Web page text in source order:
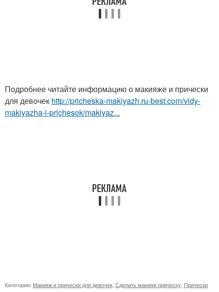
Подробнее читайте информацию о макияже и прически
для девочек http://pricheska-makiyazh.ru-best.com/vidy-
makiyazha-i-prichesok/makiyaz...
Категории: Макияж и прически для девочек Сделать макияж прическу Прически